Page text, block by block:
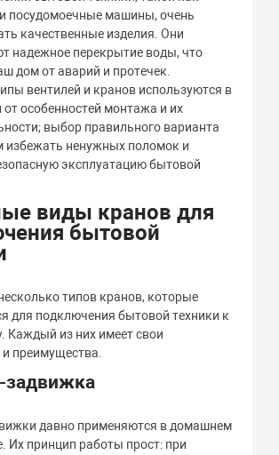
посудомоечные машины, очень
качественные изделия. Они
надежное перекрытие воды, что
дом от аварий и протечек.
вентилей и кранов используются в
от особенностей монтажа и их
выбор правильного варианта
избежать ненужных поломок и
эксплуатацию бытовой
виды кранов для
бытовой
типов кранов, которые
для подключения бытовой техники к
Каждый из них имеет свои
преимущества.
задвижка
давно применяются в домашнем
Их принцип работы прост: при